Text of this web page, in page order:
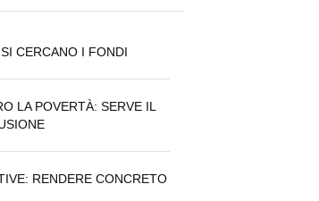
CERCANO I FONDI
LA POVERTÀ: SERVE IL
RENDERE CONCRETO